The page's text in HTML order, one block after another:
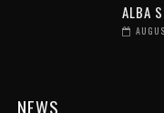
ALBA
NEWS